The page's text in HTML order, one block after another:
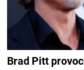
Brad Pitt